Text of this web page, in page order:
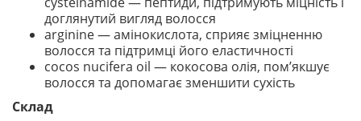
доглянутий вигляд волосся
arginine — амінокислота, сприяє зміцненню
волосся та підтримці його еластичності
cocos nucifera oil — кокосова олія, пом’якшує
волосся та допомагає зменшити сухість
Склад